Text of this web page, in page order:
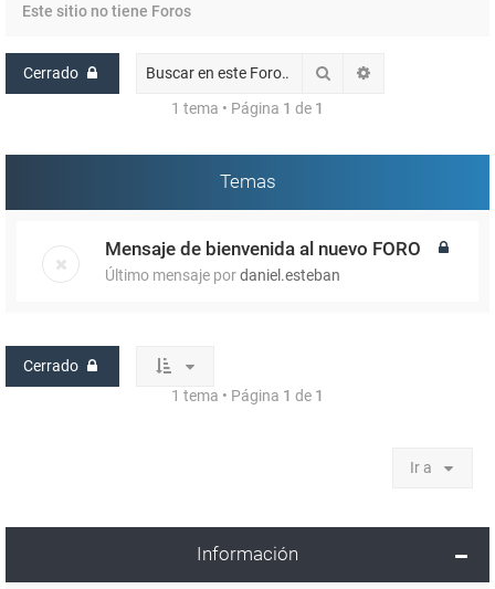
Este sitio no tiene Foros
Cerrado Buscar
1 tema • Página 1 de 1
Temas
Mensaje de bienvenida al nuevo FORO
Último mensaje pordaniel.esteban
Cerrado
1 tema • Página 1 de 1
Ir a
Información